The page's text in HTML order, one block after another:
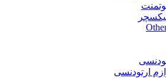
ارتودنسی